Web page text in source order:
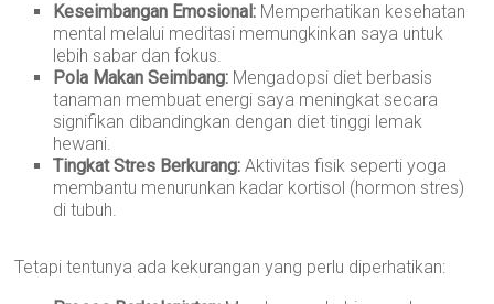
Keseimbangan Emosional: Memperhatikan kesehatan
mental melalui meditasi memungkinkan saya untuk
lebih sabar dan fokus.
Pola Makan Seimbang: Mengadopsi diet berbasis
tanaman membuat energi saya meningkat secara
signifikan dibandingkan dengan diet tinggi lemak
hewani.
Tingkat Stres Berkurang: Aktivitas fisik seperti yoga
membantu menurunkan kadar kortisol (hormon stres)
di tubuh.
Tetapi tentunya ada kekurangan yang perlu diperhatikan: